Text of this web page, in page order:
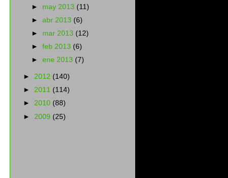
► may 2013 (11)
►abr 2013 (6)
► mar 2013 (12)
►feb 2013 (6)
►ene 2013 (7)
► 2012 (140)
► 2011 (114)
► 2010 (88)
► 2009 (25)